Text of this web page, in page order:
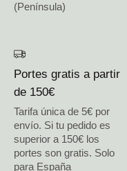
(Península)
Portes gratis a partir
de 150€
Tarifa única de 5€ por
envío. Si tu pedido es
superior a 150€ los
portes son gratis. Solo
para España